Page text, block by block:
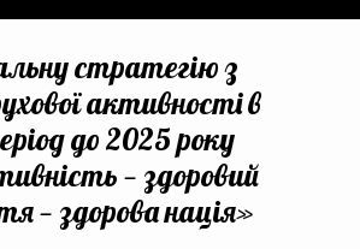
стратегію з
активності в
до 2025 року
— здоровий
— здорова нація»